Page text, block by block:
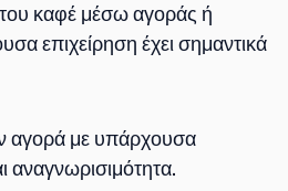
καφέ μέσω αγοράς ή
επιχείρηση έχει σημαντικά
αγορά με υπάρχουσα
αναγνωρισιμότητα.